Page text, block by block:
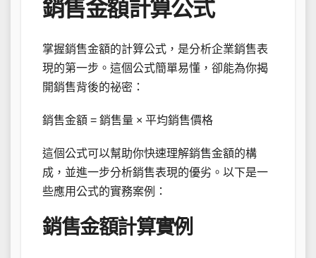
銷售金額計算公式
掌握銷售金額的計算公式，是分析企業銷售表
現的第一步。這個公式簡單易懂，卻能為你揭
開銷售背後的祕密：
銷售金額 = 銷售量 × 平均銷售價格
這個公式可以幫助你快速理解銷售金額的構
成，並進一步分析銷售表現的優劣。以下是一
些應用公式的實務案例：
銷售金額計算實例